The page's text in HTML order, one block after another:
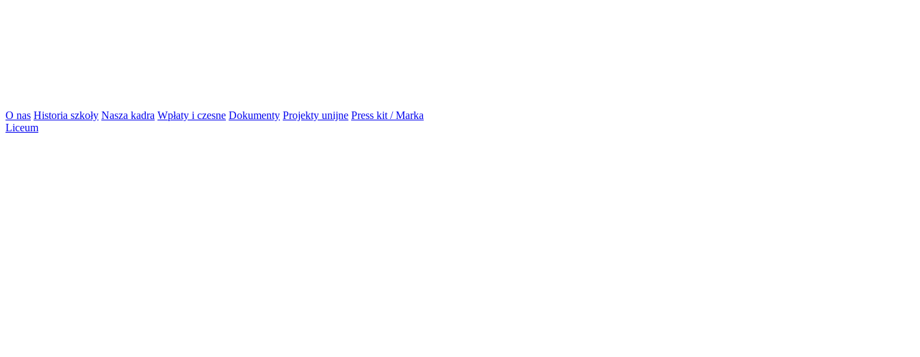
O nas Historia szkoły Nasza kadra Wpłaty i czesne Dokumenty Projekty unijne Press kit / Marka
Liceum